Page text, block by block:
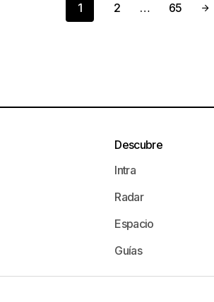
1 2 … 65
Descubre
Intra
Radar
Espacio
Guías